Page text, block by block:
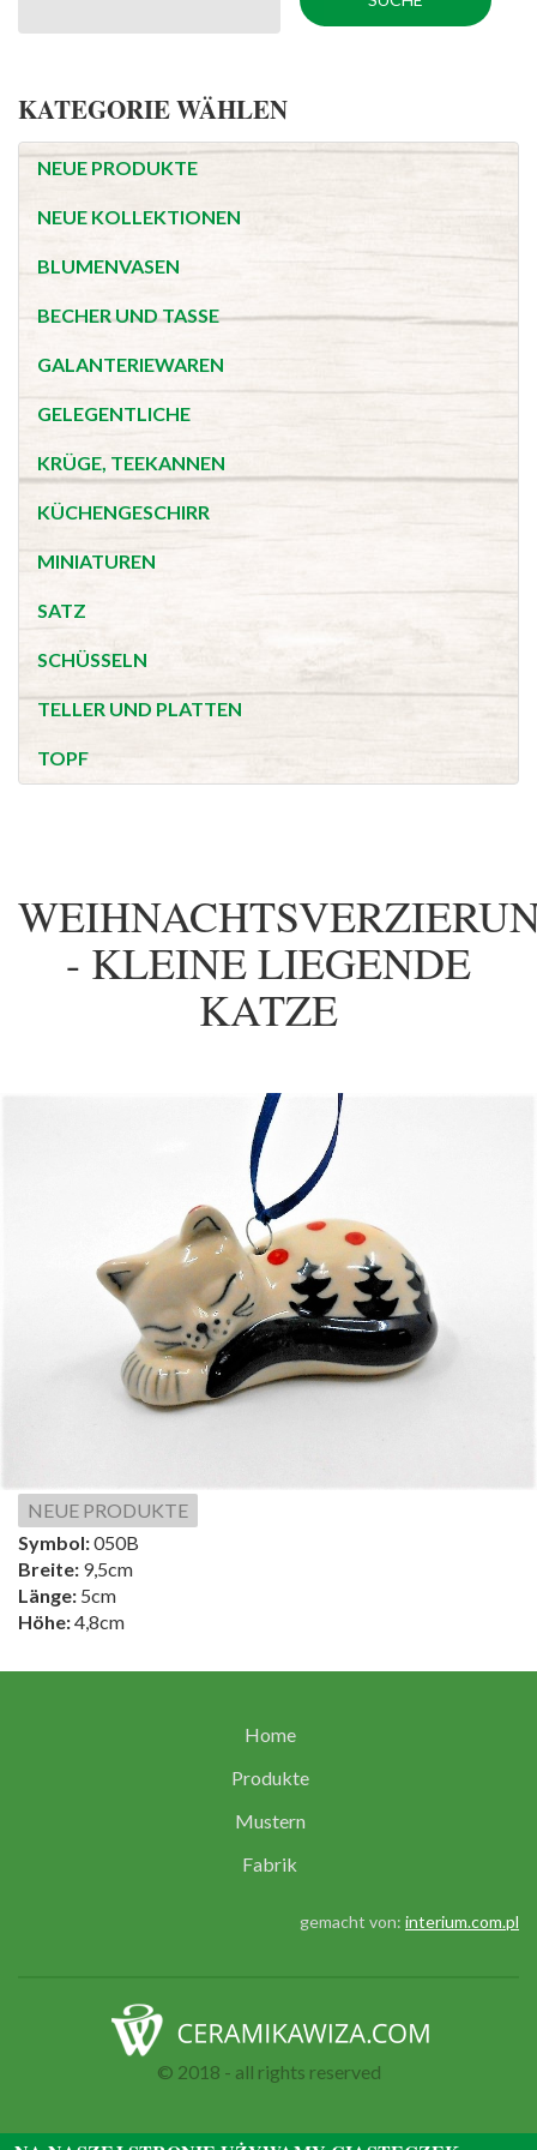
KATEGORIE WÄHLEN
NEUE PRODUKTE
NEUE KOLLEKTIONEN
BLUMENVASEN
BECHER UND TASSE
GALANTERIEWAREN
GELEGENTLICHE
KRÜGE, TEEKANNEN
KÜCHENGESCHIRR
MINIATUREN
SATZ
SCHÜSSELN
TELLER UND PLATTEN
TOPF
- KLEINE LIEGENDE
KATZE
NEUE PRODUKTE
Symbol:050B
Breite: 9,5cm
Länge: 5cm
Höhe:4,8cm
Home
Produkte
Mustern
Fabrik
gemacht von: interium.com.pl
© 2018 - all rights reserved